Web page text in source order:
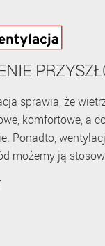
sprawia, że
komfortowe, a
Ponadto,
możemy ją